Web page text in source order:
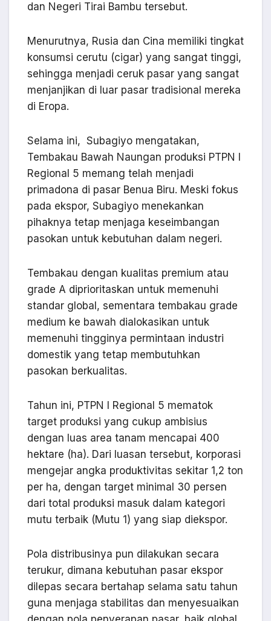
dan Negeri Tirai Bambu tersebut.
Menurutnya, Rusia dan Cina memiliki tingkat
konsumsi cerutu (cigar) yang sangat tinggi,
sehingga menjadi ceruk pasar yang sangat
menjanjikan di luar pasar tradisional mereka
di Eropa.
Selama ini, Subagiyo mengatakan,
Tembakau Bawah Naungan produksi PTPN I
Regional 5 memang telah menjadi
primadona di pasar Benua Biru. Meski fokus
pada ekspor, Subagiyo menekankan
pihaknya tetap menjaga keseimbangan
pasokan untuk kebutuhan dalam negeri.
Tembakau dengan kualitas premium atau
grade A diprioritaskan untuk memenuhi
standar global, sementara tembakau grade
medium ke bawah dialokasikan untuk
memenuhi tingginya permintaan industri
domestik yang tetap membutuhkan
pasokan berkualitas.
Tahun ini, PTPN I Regional 5 mematok
target produksi yang cukup ambisius
dengan luas area tanam mencapai 400
hektare (ha). Dari luasan tersebut, korporasi
mengejar angka produktivitas sekitar 1,2 ton
per ha, dengan target minimal 30 persen
dari total produksi masuk dalam kategori
mutu terbaik (Mutu 1) yang siap diekspor.
Pola distribusinya pun dilakukan secara
terukur, dimana kebutuhan pasar ekspor
dilepas secara bertahap selama satu tahun
guna menjaga stabilitas dan menyesuaikan